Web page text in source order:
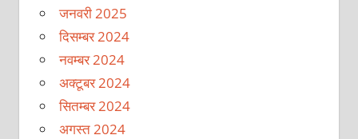
जनवरी 2025
दिसम्बर 2024
नवम्बर 2024
अक्टूबर 2024
सितम्बर 2024
अगस्त 2024